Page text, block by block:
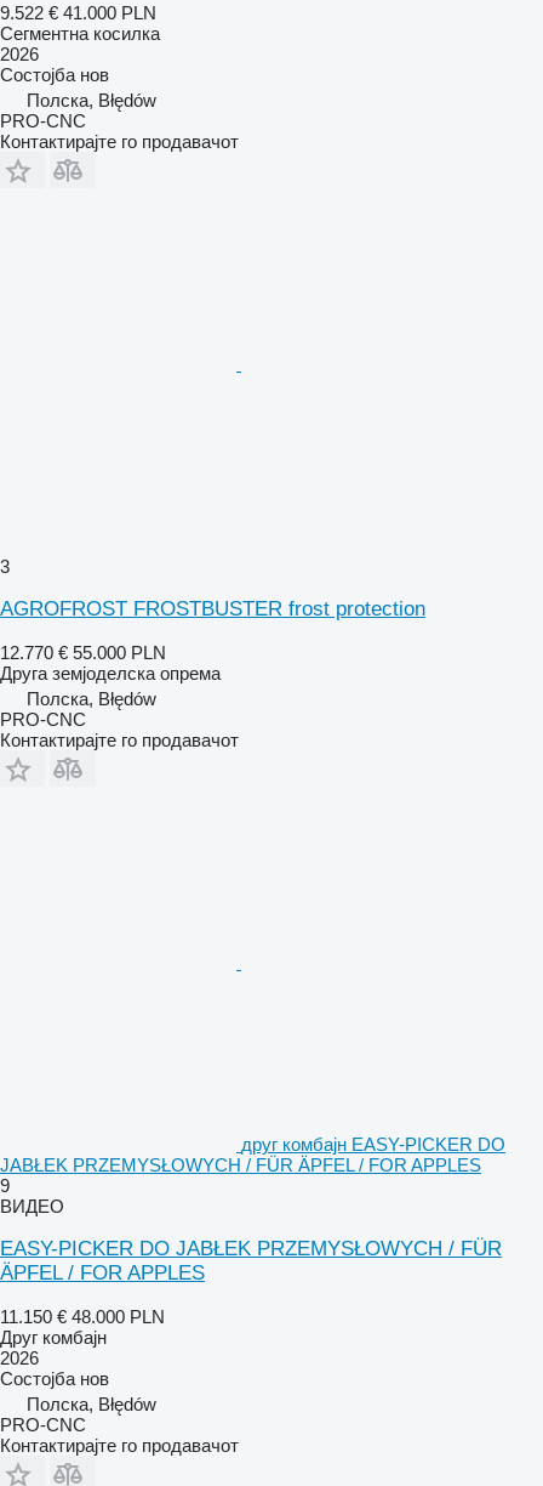
9.522 € 41.000 PLN
Сегментна косилка
2026
Состојба нов
Полска, Błędów
PRO-CNC
Контактирајте го продавачот
3
AGROFROST FROSTBUSTER frost protection
12.770 € 55.000 PLN
Друга земјоделска опрема
Полска, Błędów
PRO-CNC
Контактирајте го продавачот
друг комбајн EASY-PICKER DO
JABŁEK PRZEMYSŁOWYCH / FÜR ÄPFEL / FOR APPLES
9
ВИДЕО
EASY-PICKER DO JABŁEK PRZEMYSŁOWYCH / FÜR
ÄPFEL / FOR APPLES
11.150 € 48.000 PLN
Друг комбајн
2026
Состојба нов
Полска, Błędów
PRO-CNC
Контактирајте го продавачот